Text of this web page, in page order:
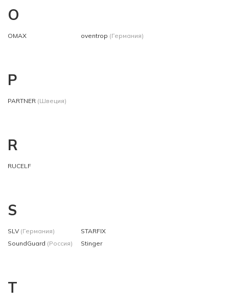
O
OMAX oventrop (Германия)
P
PARTNER (Швеция)
R
RUCELF
S
SLV (Германия)
SoundGuard (Россия)
STARFIX
Stinger
T